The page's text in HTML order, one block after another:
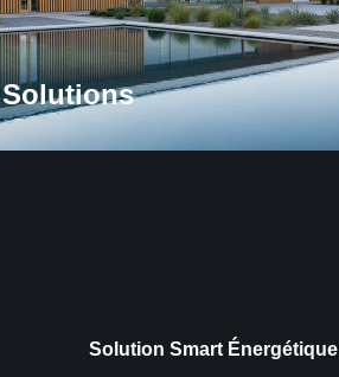
Solutions
Solution Smart Énergétique